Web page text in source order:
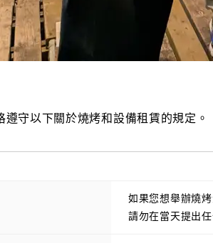
遵守以下關於燒烤和設備租賃的規定。
如果您想舉辦燒
請勿在當天提出任